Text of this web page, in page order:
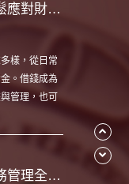
急用也不慌！桃園借錢攻略讓你輕鬆應對財務需求
樣，從日常
。借錢成為
管理，也可
桃園資金活用秘訣：聰明借款與財務管理全攻略